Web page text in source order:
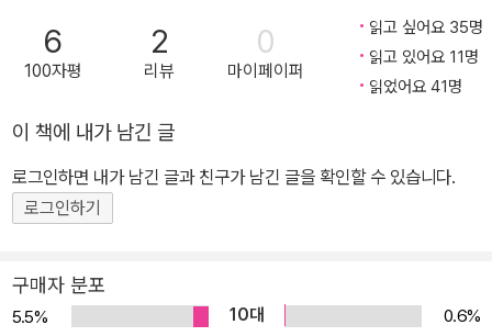
다고 한다. 김보영 작가 본인도 이 소설을 쓴 뒤에 이렇게 말했다. “이
글을 다 쓰고 사람을 사랑하고 싶다는 마음이 들지 않으면 제대로 쓴
것이 아닐 거라 생각했어요. 다 쓰고 나니 실제로 그런 마음이 들더군
부드러워지는데, 사랑하는 사람을 위해 쓰는 것은, 또 한 사람을 생각
하며 사는 것은 사람의 삶을 얼마나 바꾸게 될까 생각합니다.” 지금까
지 없었던 아름다운 사랑 이야기가 우주 공간에 펼쳐진다. # 당신에
생각했던 이야기를 쳐내야 하는 부분이 있었다. 김보영 작가는 남자
의 입장에서 써내려간 《당신을 기다리고 있어》의 후속작으로 여자의
6
100자평
2
리뷰
0
마이페이퍼
읽고 싶어요 35명
읽고 있어요 11명
읽었어요 41명
이 책에 내가 남긴 글
로그인하면 내가 남긴 글과 친구가 남긴 글을 확인할 수 있습니다.
로그인하기
구매자 분포
5.5% 10대 0.6%